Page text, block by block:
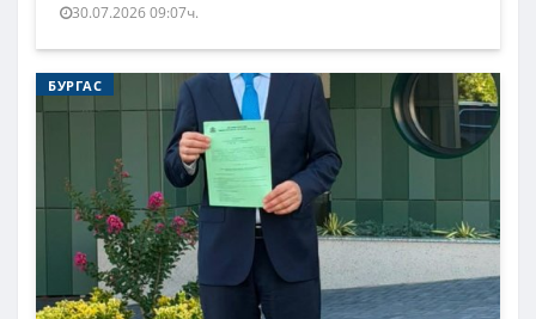
30.07.2026 09:07ч.
БУРГАС